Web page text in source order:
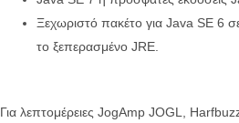
Ξεχωριστό πακέτο για Java SE 6
το ξεπερασμένο JRE.
Για λεπτομέρειες JogAmp JOGL,